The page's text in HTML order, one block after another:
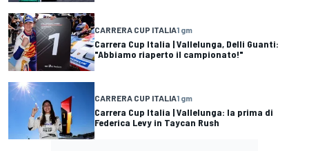
CARRERA CUP ITALIA1 gm
Carrera Cup Italia | Vallelunga, Delli Guanti:
"Abbiamo riaperto il campionato!"
CARRERA CUP ITALIA1 gm
Carrera Cup Italia | Vallelunga: la prima di
Federica Levy in Taycan Rush